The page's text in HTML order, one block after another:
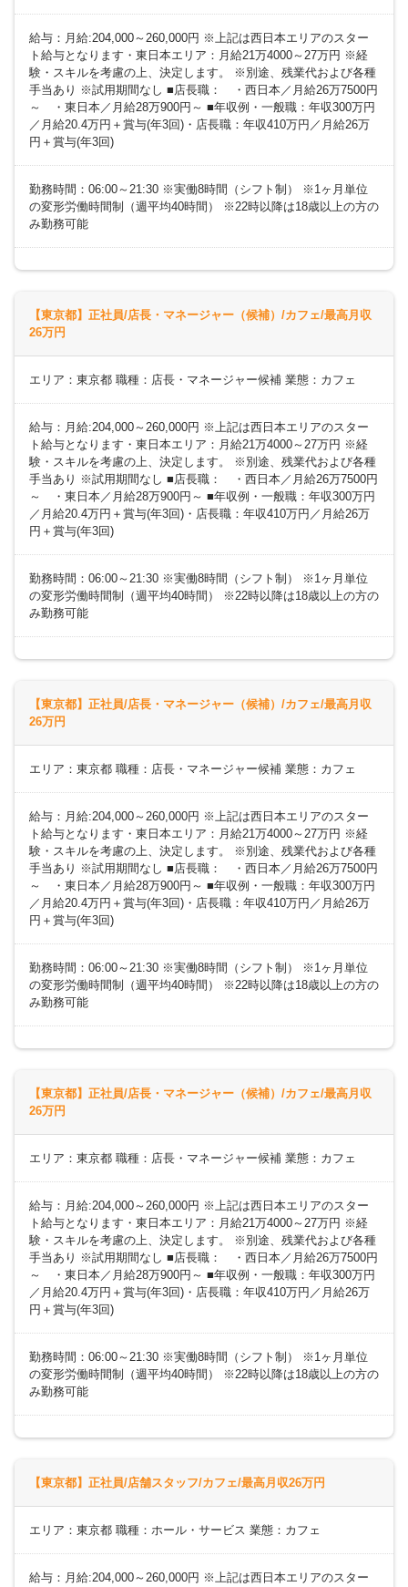
給与：月給:204,000～260,000円 ※上記は西日本エリアのスター
ト給与となります・東日本エリア：月給21万4000～27万円 ※経
験・スキルを考慮の上、決定します。 ※別途、残業代および各種
手当あり ※試用期間なし ■店長職： ・西日本／月給26万7500円
～ ・東日本／月給28万900円～ ■年収例・一般職：年収300万円
／月給20.4万円＋賞与(年3回)・店長職：年収410万円／月給26万
円＋賞与(年3回)
勤務時間：06:00～21:30 ※実働8時間（シフト制） ※1ヶ月単位
の変形労働時間制（週平均40時間） ※22時以降は18歳以上の方の
み勤務可能
【東京都】正社員/店長・マネージャー（候補）/カフェ/最高月収
26万円
エリア：東京都 職種：店長・マネージャー候補 業態：カフェ
給与：月給:204,000～260,000円 ※上記は西日本エリアのスター
ト給与となります・東日本エリア：月給21万4000～27万円 ※経
験・スキルを考慮の上、決定します。 ※別途、残業代および各種
手当あり ※試用期間なし ■店長職： ・西日本／月給26万7500円
～ ・東日本／月給28万900円～ ■年収例・一般職：年収300万円
／月給20.4万円＋賞与(年3回)・店長職：年収410万円／月給26万
円＋賞与(年3回)
勤務時間：06:00～21:30 ※実働8時間（シフト制） ※1ヶ月単位
の変形労働時間制（週平均40時間） ※22時以降は18歳以上の方の
み勤務可能
【東京都】正社員/店長・マネージャー（候補）/カフェ/最高月収
26万円
エリア：東京都 職種：店長・マネージャー候補 業態：カフェ
給与：月給:204,000～260,000円 ※上記は西日本エリアのスター
ト給与となります・東日本エリア：月給21万4000～27万円 ※経
験・スキルを考慮の上、決定します。 ※別途、残業代および各種
手当あり ※試用期間なし ■店長職： ・西日本／月給26万7500円
～ ・東日本／月給28万900円～ ■年収例・一般職：年収300万円
／月給20.4万円＋賞与(年3回)・店長職：年収410万円／月給26万
円＋賞与(年3回)
勤務時間：06:00～21:30 ※実働8時間（シフト制） ※1ヶ月単位
の変形労働時間制（週平均40時間） ※22時以降は18歳以上の方の
み勤務可能
【東京都】正社員/店長・マネージャー（候補）/カフェ/最高月収
26万円
エリア：東京都 職種：店長・マネージャー候補 業態：カフェ
給与：月給:204,000～260,000円 ※上記は西日本エリアのスター
ト給与となります・東日本エリア：月給21万4000～27万円 ※経
験・スキルを考慮の上、決定します。 ※別途、残業代および各種
手当あり ※試用期間なし ■店長職： ・西日本／月給26万7500円
～ ・東日本／月給28万900円～ ■年収例・一般職：年収300万円
／月給20.4万円＋賞与(年3回)・店長職：年収410万円／月給26万
円＋賞与(年3回)
勤務時間：06:00～21:30 ※実働8時間（シフト制） ※1ヶ月単位
の変形労働時間制（週平均40時間） ※22時以降は18歳以上の方の
み勤務可能
【東京都】正社員/店舗スタッフ/カフェ/最高月収26万円
エリア：東京都 職種：ホール・サービス 業態：カフェ
給与：月給:204,000～260,000円 ※上記は西日本エリアのスター